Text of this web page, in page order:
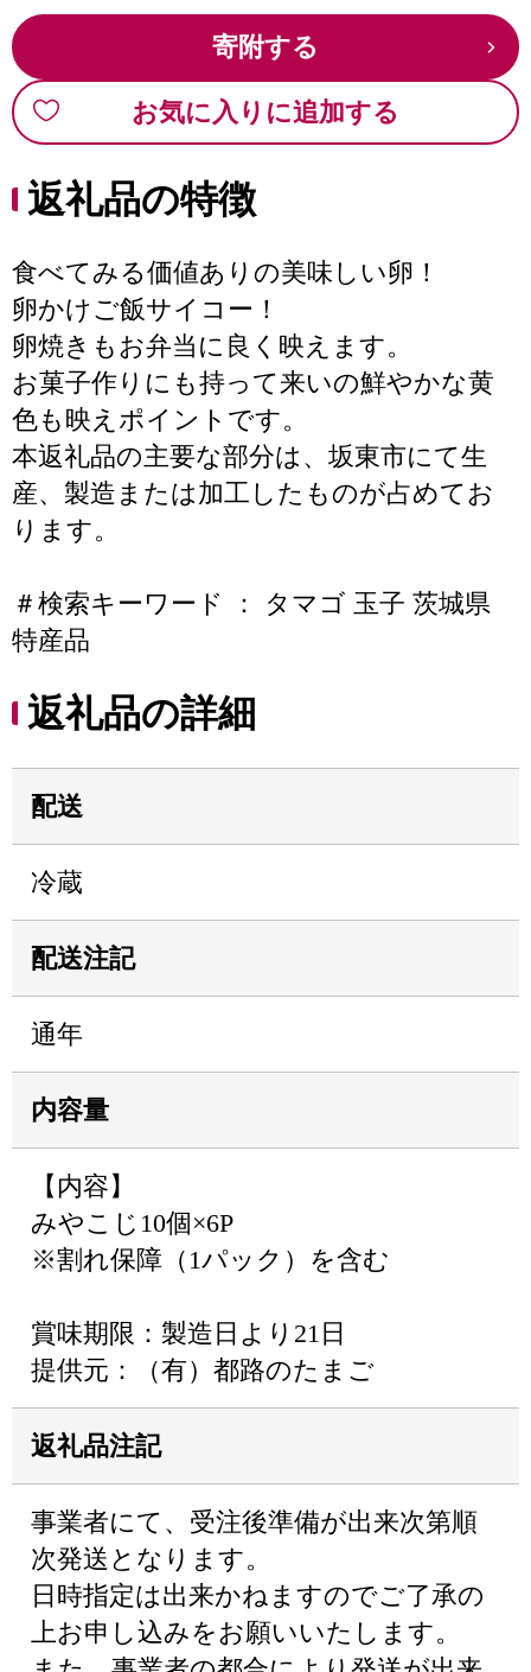
寄附する
お気に入りに追加する
返礼品の特徴
食べてみる価値ありの美味しい卵！
卵かけご飯サイコー！
卵焼きもお弁当に良く映えます。
お菓子作りにも持って来いの鮮やかな黄
色も映えポイントです。
本返礼品の主要な部分は、坂東市にて生
産、製造または加工したものが占めてお
ります。
＃検索キーワード ： タマゴ 玉子 茨城県
特産品
返礼品の詳細
配送
冷蔵
配送注記
通年
内容量
【内容】
みやこじ10個×6P
※割れ保障（1パック）を含む
賞味期限：製造日より21日
提供元：（有）都路のたまご
返礼品注記
事業者にて、受注後準備が出来次第順
次発送となります。
日時指定は出来かねますのでご了承の
上お申し込みをお願いいたします。